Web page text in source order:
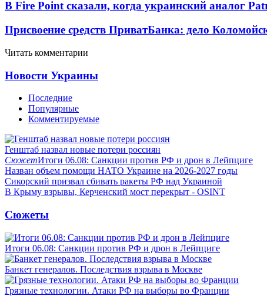
В Fire Point сказали, когда украинский аналог
Присвоение средств ПриватБанка: дело
Читать комментарии
Новости Украины
Последние
Популярные
Комментируемые
Генштаб назвал новые потери россиян
СюжетИтоги 06.08: Санкции против РФ и дрон в Лейпциге
Назван объем помощи НАТО Украине на 2026-2027 годы
Сикорский призвал сбивать ракеты РФ над Украиной
В Крыму взрывы, Керченский мост перекрыт - OSINT
Сюжеты
Итоги 06.08: Санкции против РФ и дрон в Лейпциге
Банкет генералов. Последствия взрыва в Москве
Грязные технологии. Атаки РФ на выборы во Франции